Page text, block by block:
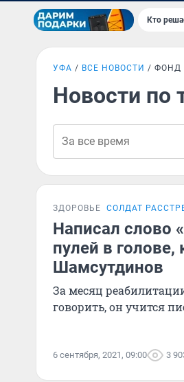
Кто
УФА ВСЕ НОВОСТИ ФОНД
Новости по
ЗДОРОВЬЕ СОЛДАТ
Написал слово
пулей в голове,
Шамсутдинов
За месяц
говорить, он учится
6 сентября, 2021, 09:00 3